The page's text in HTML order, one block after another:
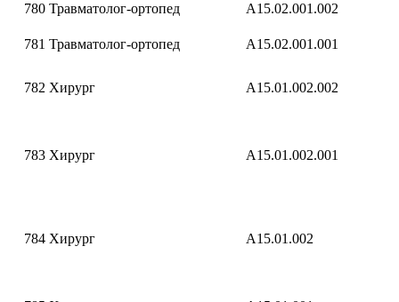
780 Травматолог-ортопед A15.02.001.002
781 Травматолог-ортопед A15.02.001.001
782 Хирург A15.01.002.002
783 Хирург A15.01.002.001
784 Хирург A15.01.002